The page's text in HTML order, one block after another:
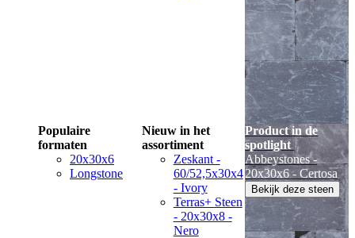
Populaire
formaten
20x30x6
Longstone
Nieuw in het
assortiment
Zeskant -
60/52,5x30x4
- Ivory
Terras+ Steen
- 20x30x8 -
Nero
Product in de
spotlight
Abbeystones -
20x30x6 - Certosa
Bekijk deze steen